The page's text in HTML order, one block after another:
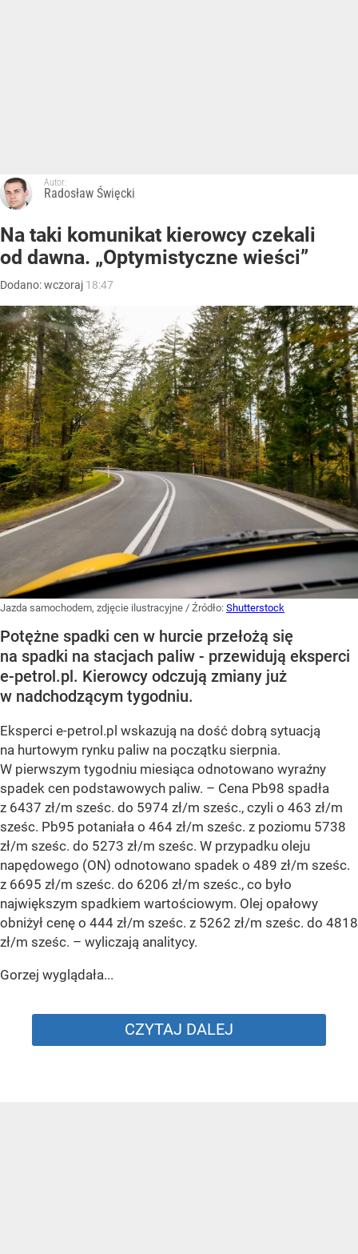
Autor:
Radosław Święcki
Na taki komunikat kierowcy czekali
od dawna. „Optymistyczne wieści”
Dodano:wczoraj 18:47
Jazda samochodem, zdjęcie ilustracyjne / Źródło: Shutterstock
Potężne spadki cen w hurcie przełożą się
na spadki na stacjach paliw - przewidują eksperci
e-petrol.pl. Kierowcy odczują zmiany już
w nadchodzącym tygodniu.
Eksperci e-petrol.pl wskazują na dość dobrą sytuacją
na hurtowym rynku paliw na początku sierpnia.
W pierwszym tygodniu miesiąca odnotowano wyraźny
spadek cen podstawowych paliw. – Cena Pb98 spadła
z 6437 zł/m sześc. do 5974 zł/m sześc., czyli o 463 zł/m
sześc. Pb95 potaniała o 464 zł/m sześc. z poziomu 5738
zł/m sześc. do 5273 zł/m sześc. W przypadku oleju
napędowego (ON) odnotowano spadek o 489 zł/m sześc.
z 6695 zł/m sześc. do 6206 zł/m sześc., co było
największym spadkiem wartościowym. Olej opałowy
obniżył cenę o 444 zł/m sześc. z 5262 zł/m sześc. do 4818
zł/m sześc. – wyliczają analitycy.
Gorzej wyglądała...
CZYTAJ DALEJ